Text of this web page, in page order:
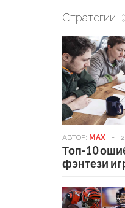
Стратегии
АВТОР: MAX -
Топ-10
фэнтези